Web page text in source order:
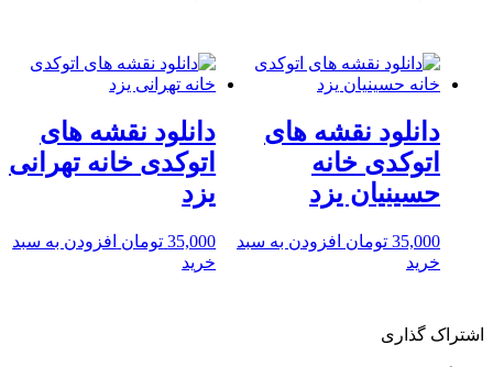
دانلود نقشه های
اتوکدی خانه
حسینیان یزد
35,000 تومان افزودن به سبد
خرید
دانلود نقشه های
اتوکدی خانه تهرانی
یزد
35,000 تومان افزودن به سبد
خرید
اشتراک گذاری